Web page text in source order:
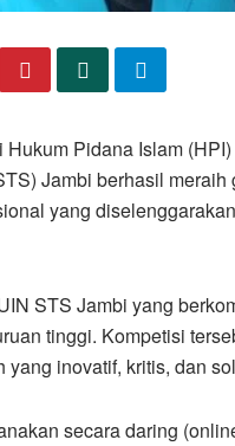
Pidana Islam
Jambi berhasil
yang
STS Jambi yang
tinggi. Kompetisi
inovatif, kritis, dan
secara daring